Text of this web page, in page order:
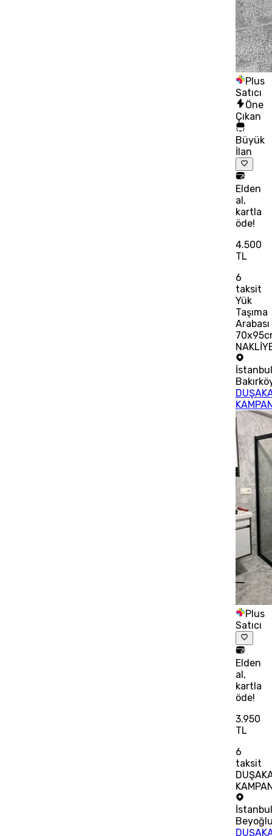
Plus
Satıcı
Öne
Çıkan
Büyük
İlan
Elden
al,
kartla
öde!
4.500
TL
6
taksit
Yük
Taşıma
Arabası
İstanbul
Plus
Satıcı
Elden
al,
kartla
öde!
3.950
TL
6
taksit
İstanbul